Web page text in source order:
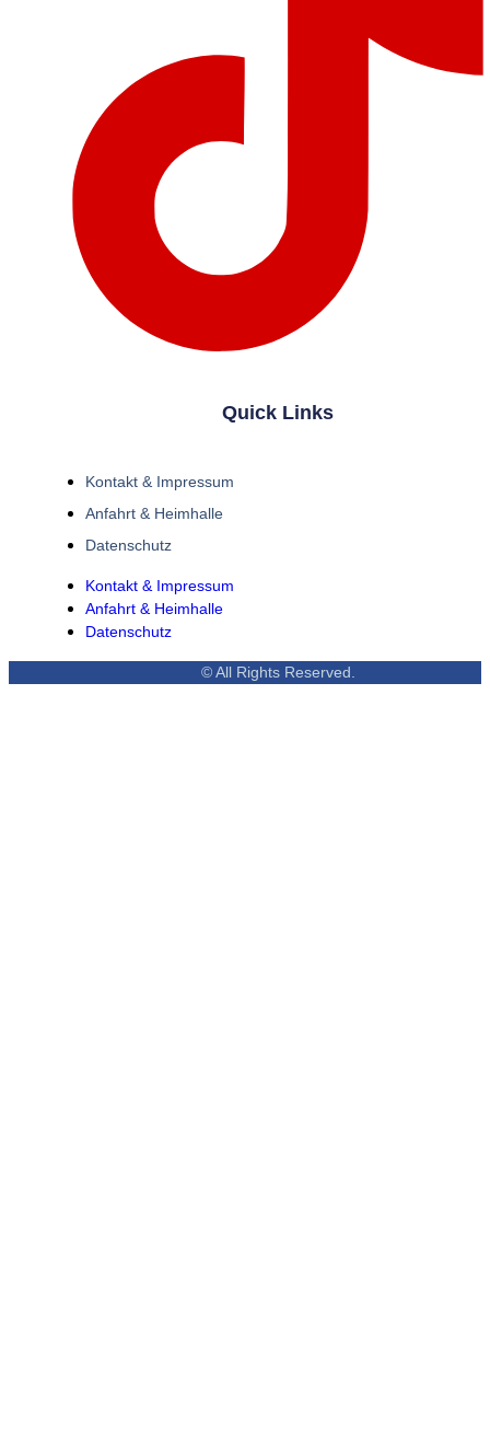
Quick Links
Kontakt & Impressum
Anfahrt & Heimhalle
Datenschutz
Kontakt & Impressum
Anfahrt & Heimhalle
Datenschutz
© All Rights Reserved.